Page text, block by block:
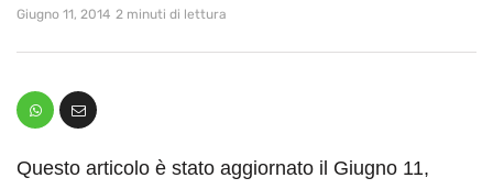
Giugno 11, 2014 2 minuti di lettura
Questo articolo è stato aggiornato il Giugno 11,